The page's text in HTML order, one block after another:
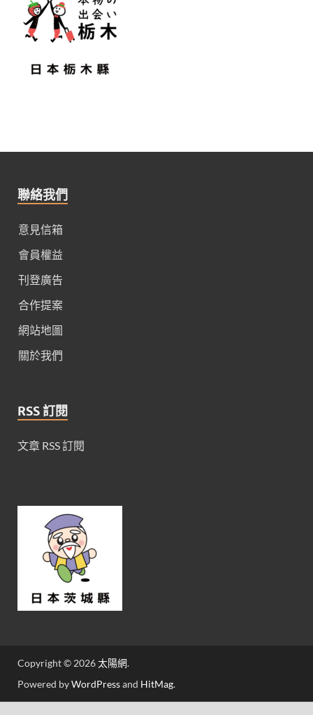
聯絡我們
意見信箱
會員權益
刊登廣告
合作提案
網站地圖
關於我們
RSS 訂閱
文章 RSS 訂閱
Copyright © 2026太陽網.
Powered byWordPressand HitMag.